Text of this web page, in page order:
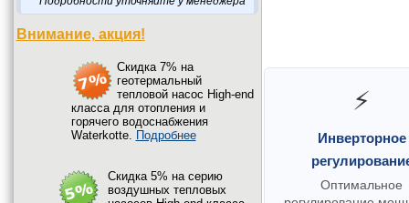
Внимание, акция!
Cкидка 7% на
геотермальный
тепловой насос High-end
класса для отопления и
горячего водоснабжения
Waterkotte. Подробнее
Cкидка 5% на серию
воздушных тепловых
⚡
Инверторное
Оптимальное